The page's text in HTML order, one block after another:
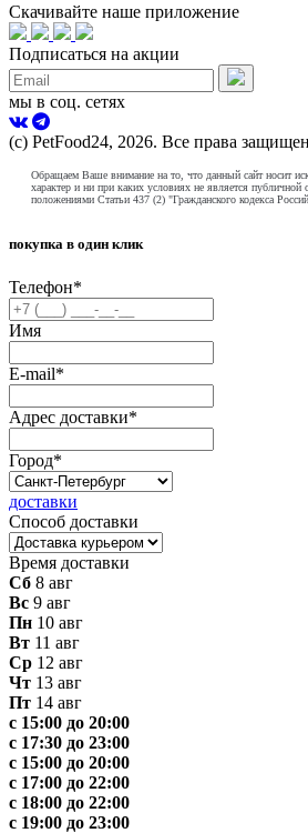
Скачивайте наше приложение
Подписаться на акции
мы в соц. сетях
(с) PetFood24, 2026. Все права
Обращаем Ваше внимание на то, что данный сайт носит
характер и ни при каких условиях не является публичной
положениями Статьи 437 (2) "Гражданского кодекса
покупка в один клик
Телефон*
Имя
E-mail*
Адрес доставки*
Город*
доставки
Способ доставки
Время доставки
Сб 8 авг
Вс 9 авг
Пн 10 авг
Вт 11 авг
Ср 12 авг
Чт 13 авг
Пт 14 авг
с 15:00 до 20:00
с 17:30 до 23:00
с 15:00 до 20:00
с 17:00 до 22:00
с 18:00 до 22:00
с 19:00 до 23:00